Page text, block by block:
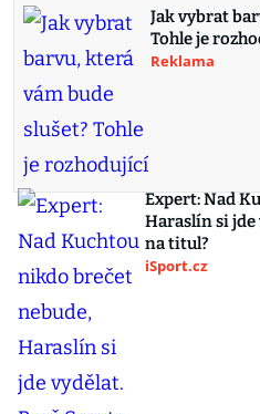
Jak vybrat
Tohle je
Reklama
Expert: Nad
Haraslín si jde
na titul?
iSport.cz